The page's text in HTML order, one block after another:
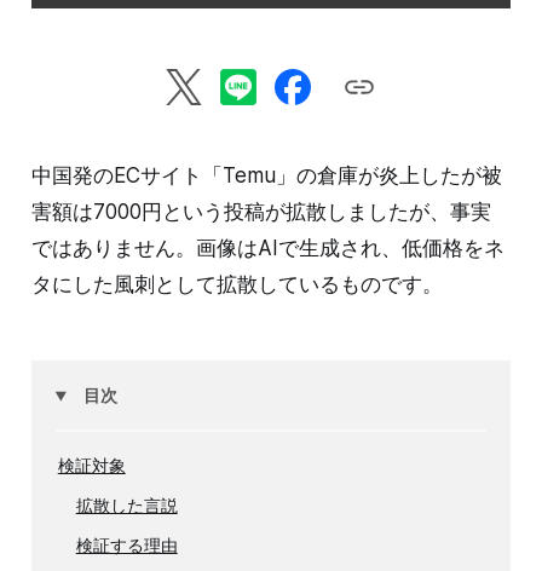
中国発のECサイト「Temu」の倉庫が炎上したが被
害額は7000円という投稿が拡散しましたが、事実
ではありません。画像はAIで生成され、低価格をネ
タにした風刺として拡散しているものです。
目次
検証対象
拡散した言説
検証する理由